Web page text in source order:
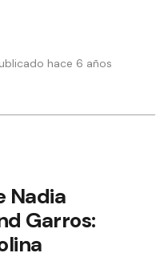
hace 6 años
Nadia
Garros: